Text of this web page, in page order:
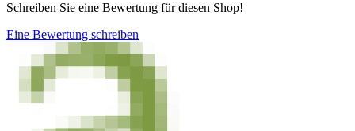
Schreiben Sie eine Bewertung für diesen Shop!
Eine Bewertung schreiben